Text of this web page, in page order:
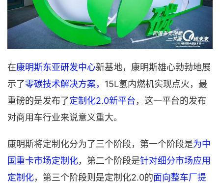
在康明斯东亚研发中心新基地，康明斯雄心勃勃地展
示了零碳技术解决方案， 15L氢内燃机实现点火，最
重磅的是发布了定制化2.0新平台，这一平台的发布
对商用车行业来说意义重大。
康明斯将定制化分为了三个阶段，第一个阶段是为中
国重卡市场定制化，第二个阶段是针对细分市场应用
定制化，第三个阶段则是定制化2.0的面向整车厂提